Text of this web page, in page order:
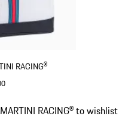
RACING®
RACING® to wishlist